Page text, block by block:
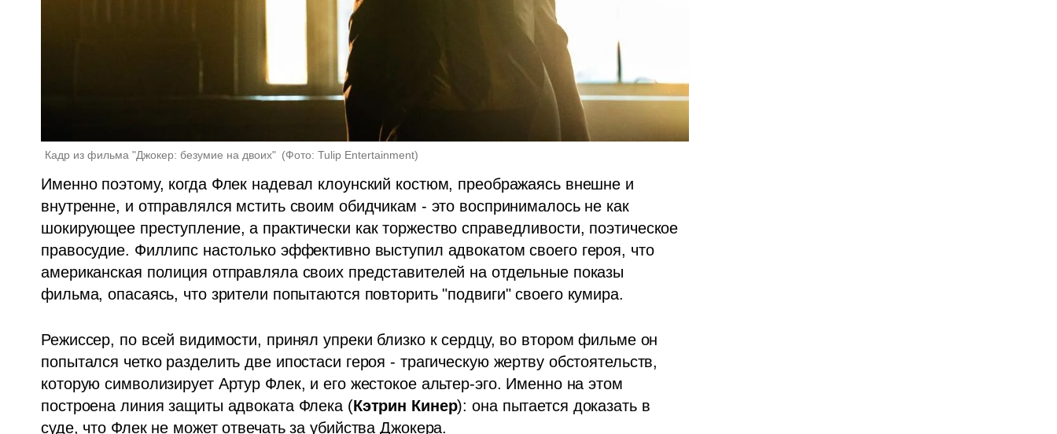
Кадр из фильма "Джокер: безумие на двоих" (Фото: Tulip Entertainment)
Именно поэтому, когда Флек надевал клоунский костюм, преображаясь внешне и
внутренне, и отправлялся мстить своим обидчикам - это воспринималось не как
шокирующее преступление, а практически как торжество справедливости, поэтическое
правосудие. Филлипс настолько эффективно выступил адвокатом своего героя, что
американская полиция отправляла своих представителей на отдельные показы
фильма, опасаясь, что зрители попытаются повторить "подвиги" своего кумира.
Режиссер, по всей видимости, принял упреки близко к сердцу, во втором фильме он
попытался четко разделить две ипостаси героя - трагическую жертву обстоятельств,
которую символизирует Артур Флек, и его жестокое альтер-эго. Именно на этом
построена линия защиты адвоката Флека (Кэтрин Кинер): она пытается доказать в
суде, что Флек не может отвечать за убийства Джокера.